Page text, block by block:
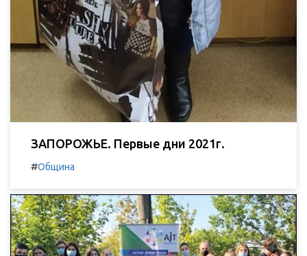
ЗАПОРОЖЬЕ. Первые дни 2021г.
#Община